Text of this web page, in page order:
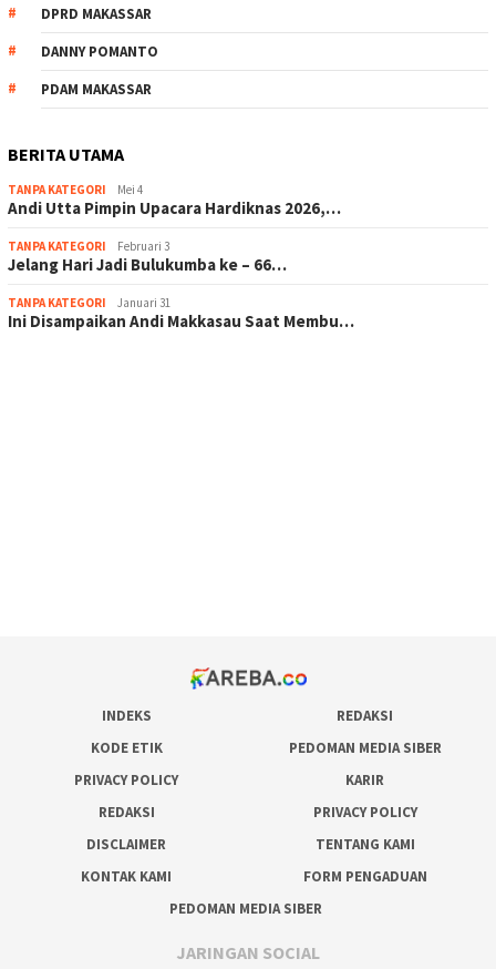
DPRD MAKASSAR
DANNY POMANTO
PDAM MAKASSAR
BERITA UTAMA
TANPA KATEGORI Mei 4
Andi Utta Pimpin Upacara Hardiknas 2026,…
TANPA KATEGORI Februari 3
Jelang Hari Jadi Bulukumba ke – 66…
TANPA KATEGORI Januari 31
Ini Disampaikan Andi Makkasau Saat Membu…
INDEKS
REDAKSI
KODE ETIK
PEDOMAN MEDIA SIBER
PRIVACY POLICY
KARIR
REDAKSI
PRIVACY POLICY
DISCLAIMER
TENTANG KAMI
KONTAK KAMI
FORM PENGADUAN
PEDOMAN MEDIA SIBER
JARINGAN SOCIAL